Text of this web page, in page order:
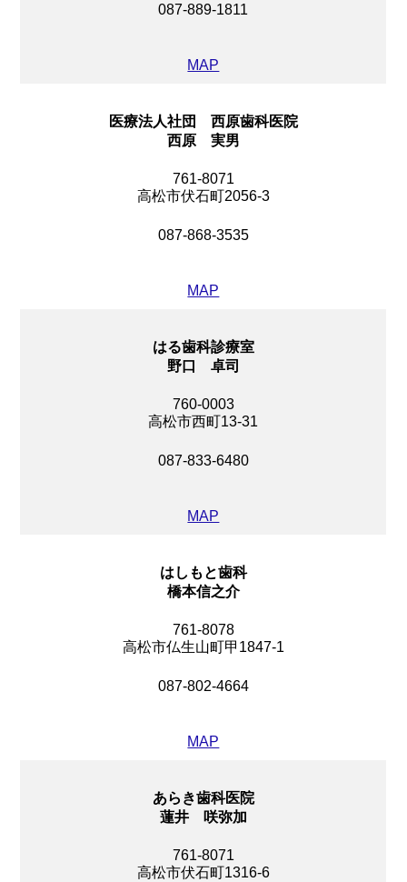
087-889-1811
MAP
医療法人社団 西原歯科医院
西原 実男
761-8071
高松市伏石町2056-3
087-868-3535
MAP
はる歯科診療室
野口 卓司
760-0003
高松市西町13-31
087-833-6480
MAP
はしもと歯科
橋本信之介
761-8078
高松市仏生山町甲1847-1
087-802-4664
MAP
あらき歯科医院
蓮井 咲弥加
761-8071
高松市伏石町1316-6